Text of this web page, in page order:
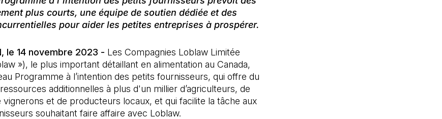
plus courts, une équipe de soutien dédiée et des
pour aider les petites entreprises à prospérer.
le 14 novembre 2023 - Les Compagnies Loblaw Limitée
»), le plus important détaillant en alimentation au Canada,
Programme à l’intention des petits fournisseurs, qui offre du
additionnelles à plus d'un millier d’agriculteurs, de
vignerons et de producteurs locaux, et qui facilite la tâche aux
souhaitant faire affaire avec Loblaw.